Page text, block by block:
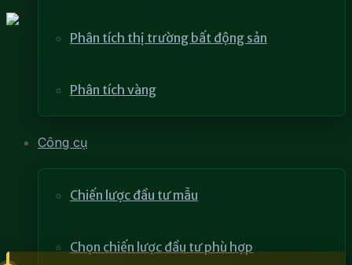
Phân tích thị trường bất động sản
Phân tích vàng
Công cụ
Chiến lược đầu tư mẫu
Chọn chiến lược đầu tư phù hợp